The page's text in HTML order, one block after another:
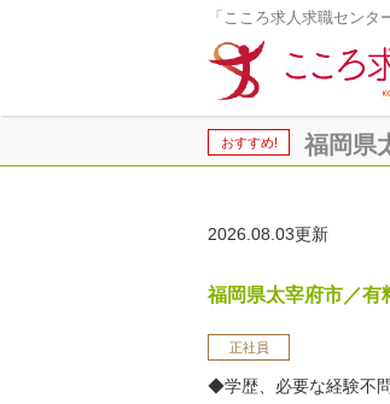
「こころ求人求職セン
おすすめ! 福岡県
2026.08.03更新
福岡県太宰府市／有
正社員
◆学歴、必要な経験不